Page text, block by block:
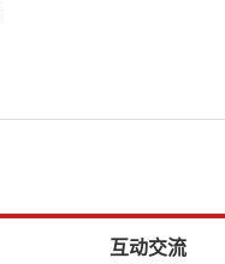
互动交流